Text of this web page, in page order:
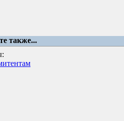
также...